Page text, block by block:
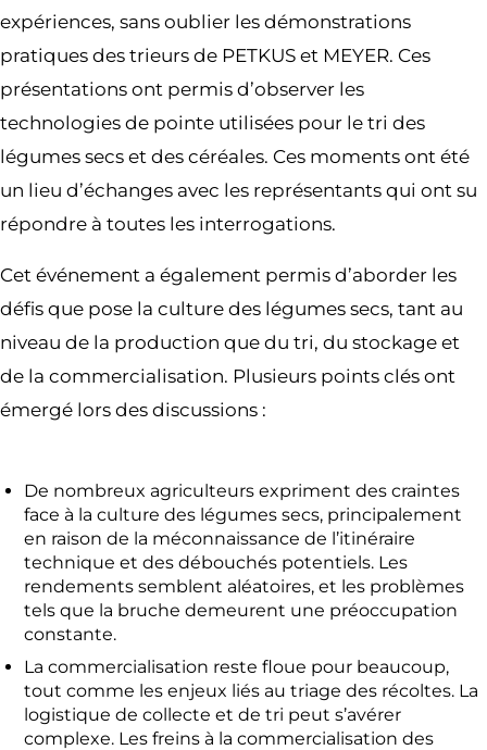
expériences, sans oublier les démonstrations
pratiques des trieurs de PETKUS et MEYER. Ces
présentations ont permis d’observer les
technologies de pointe utilisées pour le tri des
légumes secs et des céréales. Ces moments ont été
un lieu d’échanges avec les représentants qui ont su
répondre à toutes les interrogations.
Cet événement a également permis d’aborder les
défis que pose la culture des légumes secs, tant au
niveau de la production que du tri, du stockage et
de la commercialisation. Plusieurs points clés ont
émergé lors des discussions :
De nombreux agriculteurs expriment des craintes
face à la culture des légumes secs, principalement
en raison de la méconnaissance de l’itinéraire
technique et des débouchés potentiels. Les
rendements semblent aléatoires, et les problèmes
tels que la bruche demeurent une préoccupation
constante.
La commercialisation reste floue pour beaucoup,
tout comme les enjeux liés au triage des récoltes. La
logistique de collecte et de tri peut s’avérer
complexe. Les freins à la commercialisation des